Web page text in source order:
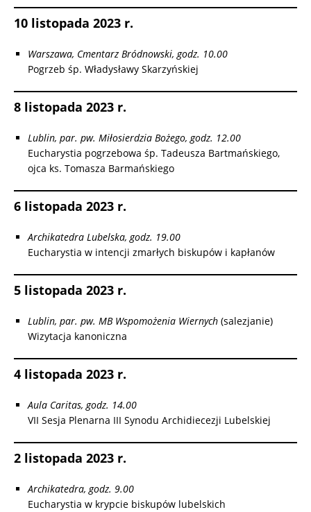
10 listopada 2023 r.
Warszawa, Cmentarz Bródnowski, godz. 10.00
Pogrzeb śp. Władysławy Skarzyńskiej
8 listopada 2023 r.
Lublin, par. pw. Miłosierdzia Bożego, godz. 12.00
Eucharystia pogrzebowa śp. Tadeusza Bartmańskiego,
ojca ks. Tomasza Barmańskiego
6 listopada 2023 r.
Archikatedra Lubelska, godz. 19.00
Eucharystia w intencji zmarłych biskupów i kapłanów
5 listopada 2023 r.
Lublin, par. pw. MB Wspomożenia Wiernych (salezjanie)
Wizytacja kanoniczna
4 listopada 2023 r.
Aula Caritas, godz. 14.00
VII Sesja Plenarna III Synodu Archidiecezji Lubelskiej
2 listopada 2023 r.
Archikatedra, godz. 9.00
Eucharystia w krypcie biskupów lubelskich